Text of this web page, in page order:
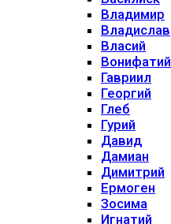
Владимир
Владислав
Власий
Вонифатий
Гавриил
Георгий
Глеб
Гурий
Давид
Дамиан
Димитрий
Ермоген
Зосима
Игнатий